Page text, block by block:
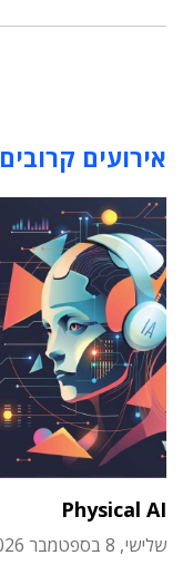
אירועים קרובים
Physical AI
שלישי, 8 בספטמבר 2026